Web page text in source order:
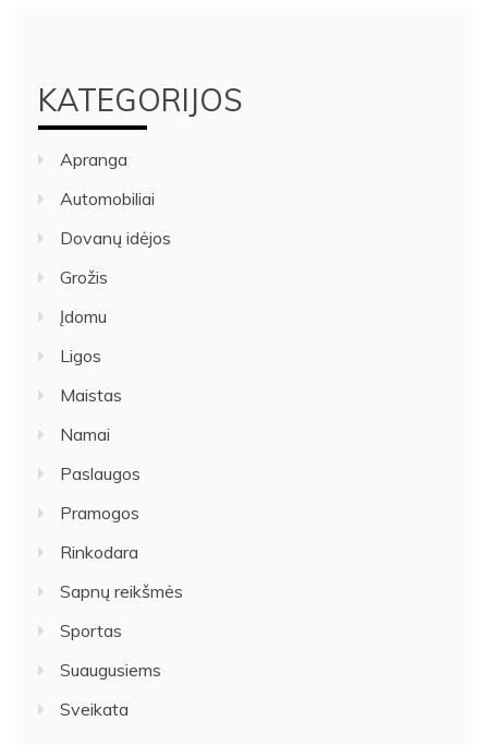
KATEGORIJOS
Apranga
Automobiliai
Dovanų idėjos
Grožis
Įdomu
Ligos
Maistas
Namai
Paslaugos
Pramogos
Rinkodara
Sapnų reikšmės
Sportas
Suaugusiems
Sveikata